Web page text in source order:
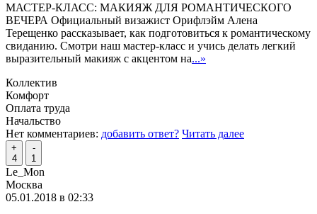
МАСТЕР-КЛАСС: МАКИЯЖ ДЛЯ РОМАНТИЧЕСКОГО
ВЕЧЕРА Официальный визажист Орифлэйм Алена
Терещенко рассказывает, как подготовиться к романтическому
свиданию. Смотри наш мастер-класс и учись делать легкий
выразительный макияж с акцентом на...»
Коллектив
Комфорт
Оплата труда
Начальство
Нет комментариев: добавить ответ? Читать далее
+
4
-
1
Le_Mon
Москва
05.01.2018 в 02:33